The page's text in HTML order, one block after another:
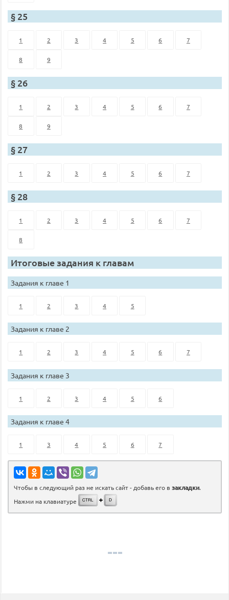
§ 25
1 2 3 4 5 6 7
8 9
§ 26
1 2 3 4 5 6 7
8 9
§ 27
1 2 3 4 5 6 7
§ 28
1 2 3 4 5 6 7
8
Итоговые задания к главам
Задания к главе 1
1 2 3 4 5
Задания к главе 2
1 2 3 4 5 6 7
Задания к главе 3
1 2 3 4 5 6
Задания к главе 4
1 3 4 5 6 7
Чтобы в следующий раз не искать сайт - добавь его в закладки.
Нажми на клавиатуре